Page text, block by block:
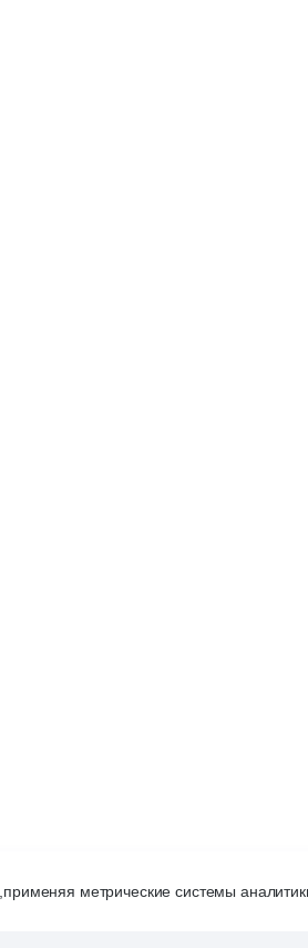
применяя метрические системы